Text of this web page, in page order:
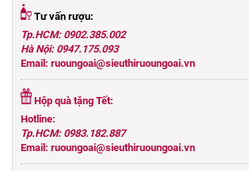
Tư vấn rượu:
Tp.HCM: 0902.385.002
Hà Nội: 0947.175.093
Email: ruoungoai@sieuthiruoungoai.vn
Hộp quà tặng Tết:
Hotline:
Tp.HCM: 0983.182.887
Email: ruoungoai@sieuthiruoungoai.vn